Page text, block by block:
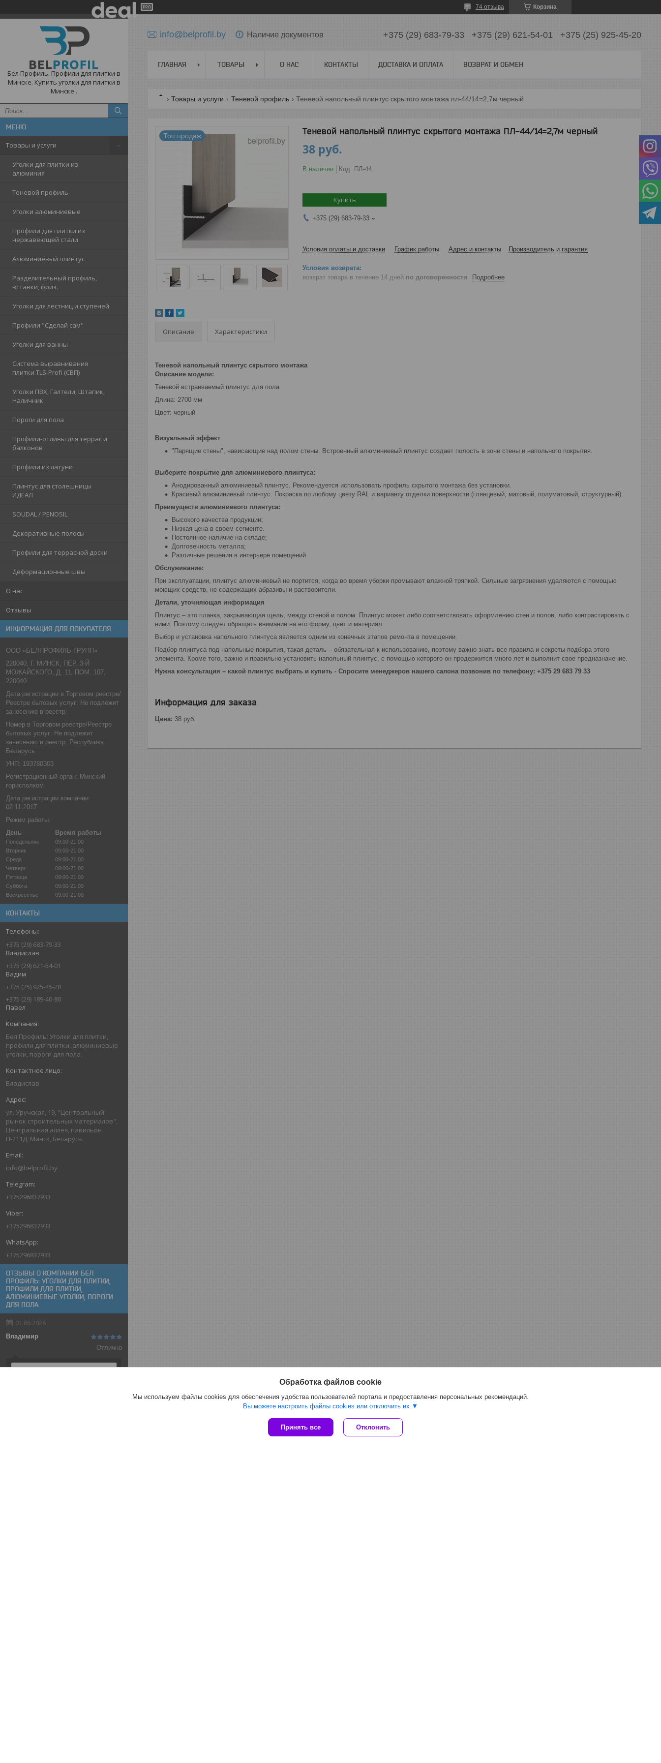
Корзина
74 отзыва
Бел Профиль. Профили для плитки в
Минске. Купить уголки для плитки в
Минске .
Товары и услуги
Уголки для плитки из
алюминия
Теневой профиль
Уголки алюминиевые
Профили для плитки из
нержавеющей стали
Алюминиевый плинтус
Разделительный профиль,
вставки, фриз.
Уголки для лестниц и ступеней
Профили "Сделай сам"
Уголки для ванны
Система выравнивания
плитки TLS-Profi (СВП)
Уголки ПВХ, Галтели, Штапик,
Наличник
Пороги для пола
Профили-отливы для террас и
балконов
Профили из латуни
Плинтус для столешницы
ИДЕАЛ
SOUDAL / PENOSIL
Декоративные полосы
Профили для террасной доски
Деформационные швы
О нас
Отзывы
ИНФОРМАЦИЯ ДЛЯ ПОКУПАТЕЛЯ
ООО «БЕЛПРОФИЛЬ ГРУПП»
220040, Г. МИНСК, ПЕР. 3-Й
МОЖАЙСКОГО, Д. 11, ПОМ. 107,
220040
Дата регистрации в Торговом реестре/
Реестре бытовых услуг: Не подлежит
занесению в реестр
Номер в Торговом реестре/Реестре
бытовых услуг: Не подлежит
занесению в реестр, Республика
Беларусь
УНП: 193780303
Регистрационный орган: Минский
горисполком
Дата регистрации компании:
02.11.2017
Режим работы:
День
Время работы
Понедельник
09:00-21:00
Вторник
09:00-21:00
Среда
09:00-21:00
Четверг
09:00-21:00
Пятница
09:00-21:00
Суббота
09:00-21:00
Воскресенье
09:00-21:00
КОНТАКТЫ
+375 (29) 683-79-33
Владислав
+375 (29) 621-54-01
Вадим
+375 (25) 925-45-20
+375 (29) 189-40-80
Павел
Бел Профиль: Уголки для плитки,
профили для плитки, алюминиевые
уголки, пороги для пола.
Владислав
ул. Уручская, 19, "Центральный
рынок строительных материалов",
Центральная аллея, павильон
П-211Д, Минск, Беларусь
info@belprofil.by
+375296837933
+375296837933
+375296837933
ОТЗЫВЫ О КОМПАНИИ БЕЛ
ПРОФИЛЬ: УГОЛКИ ДЛЯ ПЛИТКИ,
ПРОФИЛИ ДЛЯ ПЛИТКИ,
АЛЮМИНИЕВЫЕ УГОЛКИ, ПОРОГИ
ДЛЯ ПОЛА.
01.06.2026
Владимир
Отлично
info@belprofil.by Наличие документов +375 (29) 683-79-33 +375 (29) 621-54-01 +375 (25) 925-45-20
ГЛАВНАЯ ТОВАРЫ О НАС КОНТАКТЫ ДОСТАВКА И ОПЛАТА ВОЗВРАТ И ОБМЕН
Товары и услуги Теневой профиль Теневой напольный плинтус скрытого монтажа пл-44/14=2,7м черный
Топ продаж Теневой напольный плинтус скрытого монтажа ПЛ-44/14=2,7м черный
38 руб.
В наличии Код: ПЛ-44
Купить
+375 (29) 683-79-33
Условия оплаты и доставки График работы Адрес и контакты Производитель и гарантия
возврат товара в течение 14 дней по договоренности Подробнее
Описание Характеристики
Теневой напольный плинтус скрытого монтажа
Описание модели:
Теневой встраиваемый плинтус для пола
Длина: 2700 мм
Цвет: черный
Визуальный эффект
"Парящие стены", нависающие над полом стены. Встроенный алюминиевый плинтус создает полость в зоне стены и напольного покрытия.
Выберите покрытие для алюминиевого плинтуса:
Анодированный алюминиевый плинтус. Рекомендуется использовать профиль скрытого монтажа без установки.
Красивый алюминиевый плинтус. Покраска по любому цвету RAL и варианту отделки поверхности (глянцевый, матовый, полуматовый, структурный).
Преимуществ алюминиевого плинтуса:
Высокого качества продукции;
Низкая цена в своем сегменте.
Постоянное наличие на складе;
Долговечность металла;
Различные решения в интерьере помещений
Обслуживание:
При эксплуатации, плинтус алюминиевый не портится, когда во время уборки промывают влажной тряпкой. Сильные загрязнения удаляются с помощью
моющих средств, не содержащих абразивы и растворители.
Детали, уточняющая информация
Плинтус – это планка, закрывающая щель, между стеной и полом. Плинтус может либо соответствовать оформлению стен и полов, либо контрастировать с
ними. Поэтому следует обращать внимание на его форму, цвет и материал.
Выбор и установка напольного плинтуса является одним из конечных этапов ремонта в помещении.
Подбор плинтуса под напольные покрытия, такая деталь – обязательная к использованию, поэтому важно знать все правила и секреты подбора этого
элемента. Кроме того, важно и правильно установить напольный плинтус, с помощью которого он продержится много лет и выполнит свое предназначение.
Нужна консультация – какой плинтус выбрать и купить - Спросите менеджеров нашего салона позвонив по телефону: +375 29 683 79 33
Информация для заказа
Цена: 38 руб.
Обработка файлов cookie
Мы используем файлы cookies для обеспечения удобства пользователей портала и предоставления персональных рекомендаций.
Вы можете настроить файлы cookies или отключить их.
Принять все Отклонить